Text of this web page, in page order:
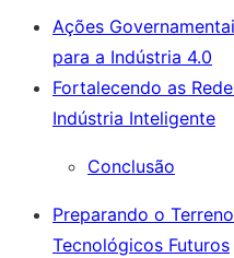
Ações
para a Indústria 4.0
Fortalecendo as
Indústria Inteligente
Conclusão
Preparando o
Tecnológicos Futuros